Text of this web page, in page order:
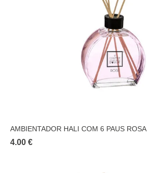
AMBIENTADOR HALI COM 6 PAUS ROSA
4.00 €